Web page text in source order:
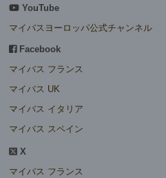
YouTube
マイバスヨーロッパ公式チャンネル
Facebook
マイバス フランス
マイバス UK
マイバス イタリア
マイバス スペイン
X
マイバス フランス